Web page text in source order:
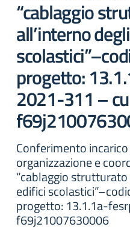
“cablaggio
all’interno
progetto:
2021-311 –
Conferimento
organizzazione e
“cablaggio
edifici
progetto: 13.1.1a-
f69j21007630006